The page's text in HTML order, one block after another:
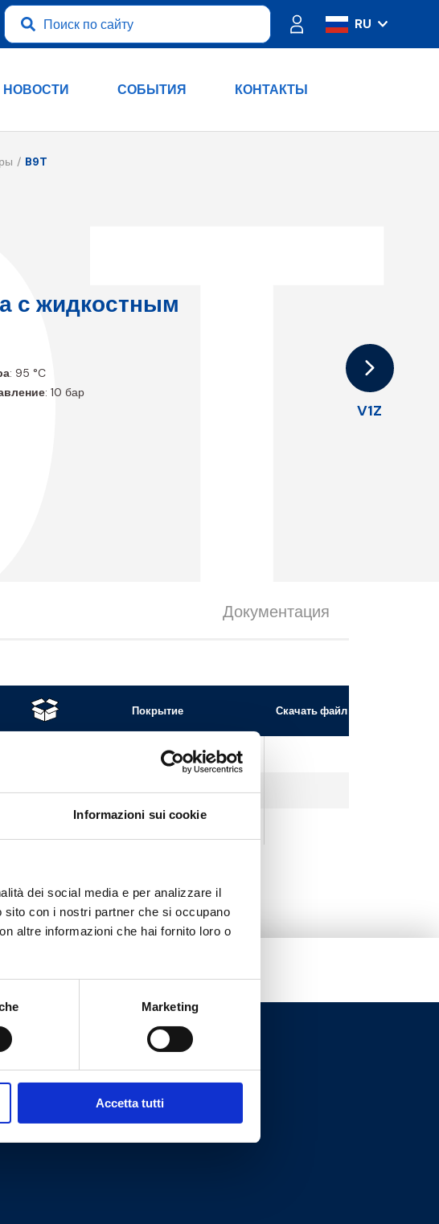
Informazioni sui cookie
dei social media e per analizzare il
con i nostri partner che si occupano
altre informazioni che hai fornito loro o
Marketing
Accetta tutti
RU
IT
PT
НОВОСТИ СОБЫТИЯ КОНТАКТЫ
B9T
V1Z
с жидкостным
: 95 °C
: 10 бар
Документация
Покрытие Скачать файл 3D
48 Белый